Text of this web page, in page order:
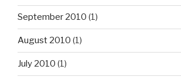
September 2010 (1)
August 2010 (1)
July 2010 (1)